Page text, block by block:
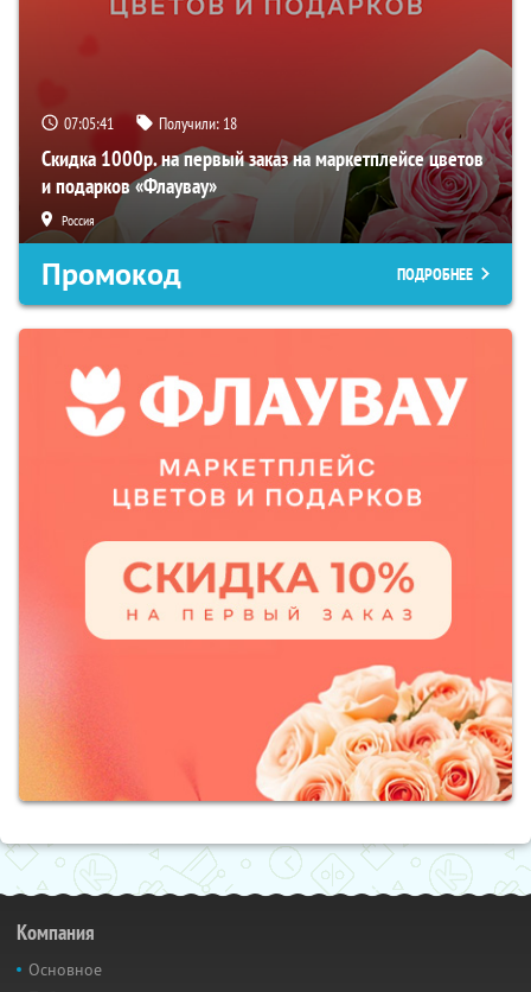
07:05:40 Получили: 18
Скидка 1000р. на первый заказ на маркетплейсе цветов
и подарков «Флаувау»
Россия
Промокод ПОДРОБНЕЕ
Компания
Основное